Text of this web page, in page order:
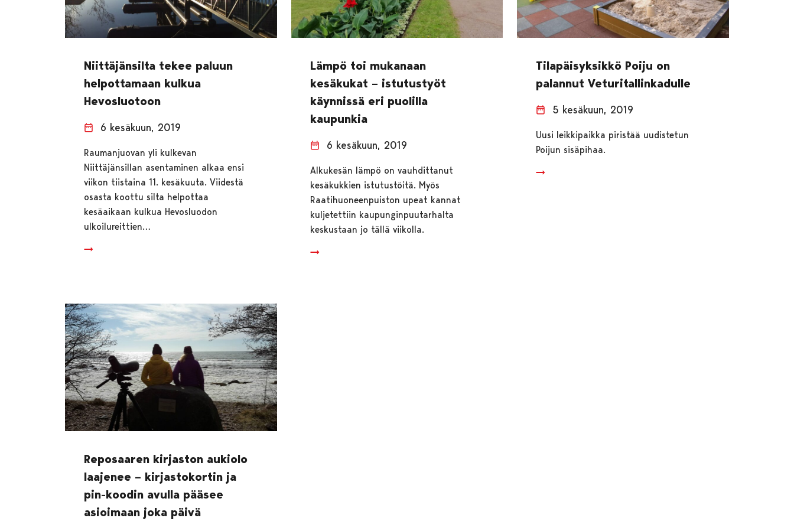
Niittäjänsilta tekee paluun
helpottamaan kulkua
Hevosluotoon
6 kesäkuun, 2019
Raumanjuovan yli kulkevan
Niittäjänsillan asentaminen alkaa ensi
viikon tiistaina 11. kesäkuuta. Viidestä
osasta koottu silta helpottaa
kesäaikaan kulkua Hevosluodon
ulkoilureittien…
Lämpö toi mukanaan
kesäkukat – istutustyöt
käynnissä eri puolilla
kaupunkia
6 kesäkuun, 2019
Alkukesän lämpö on vauhdittanut
kesäkukkien istutustöitä. Myös
Raatihuoneenpuiston upeat kannat
kuljetettiin kaupunginpuutarhalta
keskustaan jo tällä viikolla.
Tilapäisyksikkö Poiju on
palannut Veturitallinkadulle
5 kesäkuun, 2019
Uusi leikkipaikka piristää uudistetun
Poijun sisäpihaa.
Reposaaren kirjaston aukiolo
laajenee – kirjastokortin ja
pin-koodin avulla pääsee
asioimaan joka päivä